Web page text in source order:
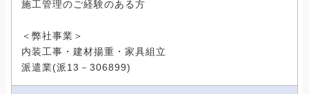
施工管理のご経験のある方
＜弊社事業＞
内装工事・建材揚重・家具組立
派遣業(派13－306899)